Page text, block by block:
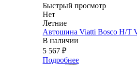
Быстрый просмотр
Нет
Летние
Автошина Viatti Bosco H/T
В наличии
5 567 ₽
Подробнее